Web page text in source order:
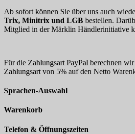
Ab sofort können Sie über uns auch
Trix, Minitrix und LGB bestellen.
Mitglied in der Märklin Händlerinitiative
Für die Zahlungsart PayPal berechnen
Zahlungsart von 5% auf den Netto
Sprachen-Auswahl
Warenkorb
Telefon & Öffnungszeiten